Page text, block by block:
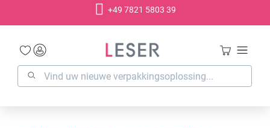
+49 7821 5803 39